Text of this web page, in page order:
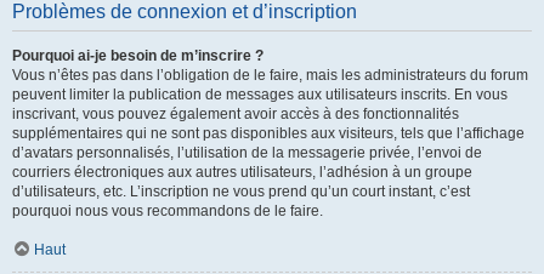
Problèmes de connexion et d’inscription
Pourquoi ai-je besoin de m’inscrire ?
Vous n’êtes pas dans l’obligation de le faire, mais les administrateurs du forum
peuvent limiter la publication de messages aux utilisateurs inscrits. En vous
inscrivant, vous pouvez également avoir accès à des fonctionnalités
supplémentaires qui ne sont pas disponibles aux visiteurs, tels que l’affichage
d’avatars personnalisés, l’utilisation de la messagerie privée, l’envoi de
courriers électroniques aux autres utilisateurs, l’adhésion à un groupe
d’utilisateurs, etc. L’inscription ne vous prend qu’un court instant, c’est
pourquoi nous vous recommandons de le faire.
Haut